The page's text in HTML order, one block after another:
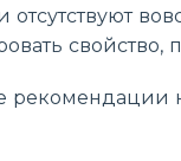
отсутствуют